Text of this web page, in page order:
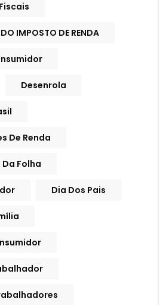
IMPOSTO DE RENDA
Desenrola
De Renda
Folha
Dia Dos Pais